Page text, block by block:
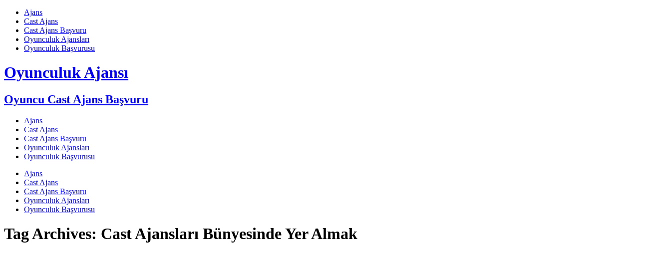
Skip
content
Ajans
Cast Ajans
Cast Ajans Başvuru
Oyunculuk Ajansları
Oyunculuk Başvurusu
Oyunculuk Ajansı
Oyuncu Cast Ajans Başvuru
Ajans
Cast Ajans
Cast Ajans Başvuru
Oyunculuk Ajansları
Oyunculuk Başvurusu
Ajans
Cast Ajans
Cast Ajans Başvuru
Oyunculuk Ajansları
Oyunculuk Başvurusu
Tag Archives: Cast Ajansları Bünyesinde Yer Almak